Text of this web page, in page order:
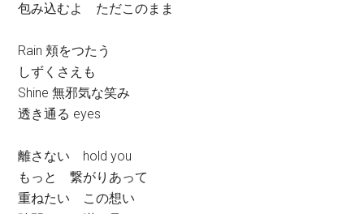
包み込むよ ただこのまま
Rain 頬をつたう
しずくさえも
Shine 無邪気な笑み
透き通る eyes
離さない hold you
もっと 繋がりあって
重ねたい この想い